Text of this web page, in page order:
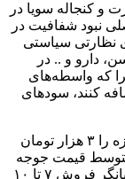
و کنجاله سویا در
نبود شفافیت در
نظارتی سیاستی
دارو و .. در
که واسطه‌های
کنند، سود‌های
وی متوسط قیمت کنونی هر قطعه جوجه یکروزه را ۳ هزار تومان
۱۲ روز گذشته، متوسط قیمت جوجه
۲ هزار و ۷۰۰ تا ۳ هزار تومان بوده که این امر بیانگر فروش ۷ تا ۱۰